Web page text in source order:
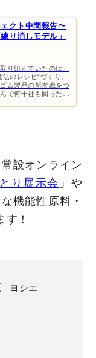
クト中間報告〜
り消しモデル」
り組んでいたのは、
のレシピ“づくり。
ム製品の新常識をつ
で何十社も回ったの
設オンライン
り展示会 」や
機能性原料・
！
ヨシエ